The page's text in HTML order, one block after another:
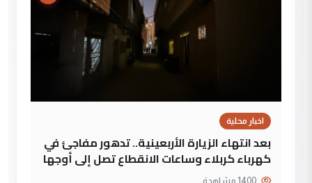
اخبار محلية
بعد انتهاء الزيارة الأربعينية.. تدهور مفاجئ في
كهرباء كربلاء وساعات الانقطاع تصل إلى أوجها